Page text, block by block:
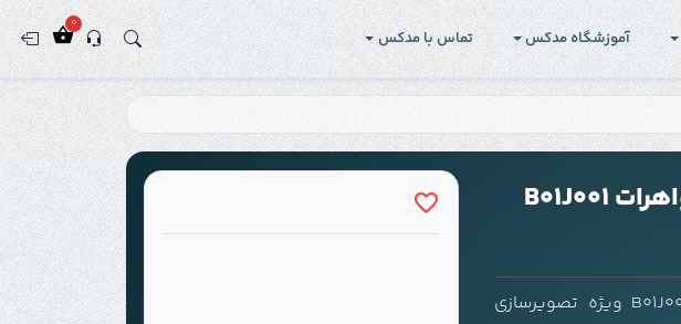
آموزشگاه مدکس تماس با مدکس
0
مجموعه براش آماده جواهرات B01J001
مجموعه براش آماده جواهرات B01J001 ویژه تصویرسازی